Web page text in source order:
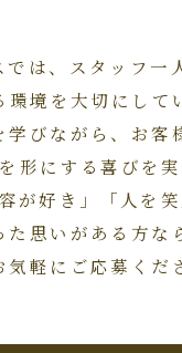
では、スタッフ一
環境を大切にして
学びながら、お客
形にする喜びを
が好き」「人を
た思いがある方な
気軽にご応募くだ